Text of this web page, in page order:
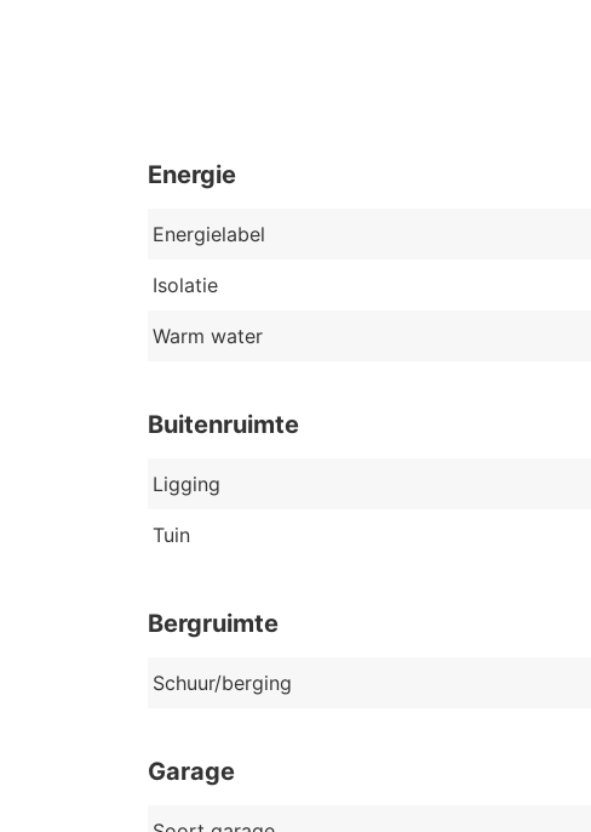
Energie
Energielabel
Isolatie
Warm water
Buitenruimte
Ligging
Tuin
Bergruimte
Schuur/berging
Garage